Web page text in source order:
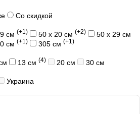
Со скидкой
см (+1) 50 х 20 см (+2) 50 х 29 см
см (+1) 305 см (+1)
13 см (4) 20 см
30 см
Украина